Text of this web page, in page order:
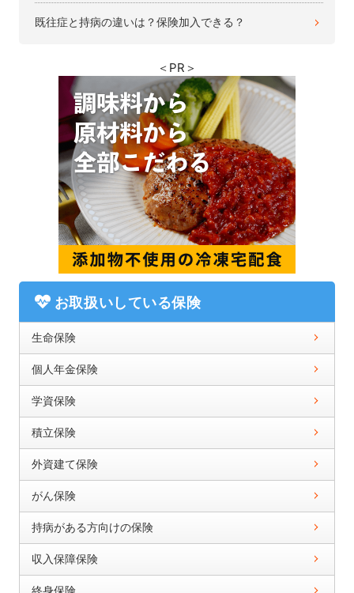
既往症と持病の違いは？保険加入できる？
＜PR＞
お取扱いしている保険
生命保険
個人年金保険
学資保険
積立保険
外資建て保険
がん保険
持病がある方向けの保険
収入保障保険
終身保険